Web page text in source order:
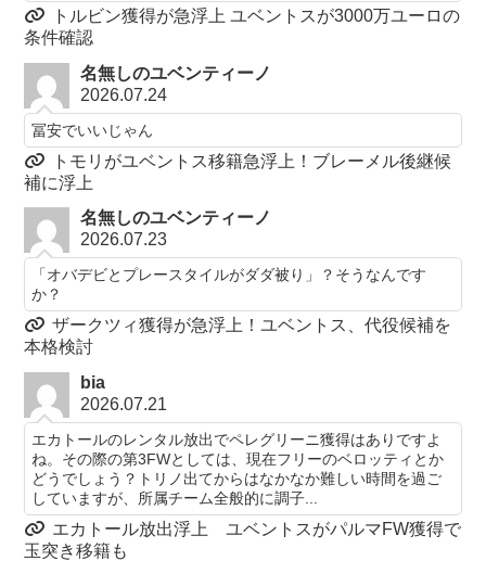
トルビン獲得が急浮上 ユベントスが3000万ユーロの
条件確認
名無しのユベンティーノ
2026.07.24
冨安でいいじゃん
トモリがユベントス移籍急浮上！ブレーメル後継候
補に浮上
名無しのユベンティーノ
2026.07.23
「オバデビとプレースタイルがダダ被り」？そうなんです
か？
ザークツィ獲得が急浮上！ユベントス、代役候補を
本格検討
bia
2026.07.21
エカトールのレンタル放出でペレグリーニ獲得はありですよ
ね。その際の第3FWとしては、現在フリーのベロッティとか
どうでしょう？トリノ出てからはなかなか難しい時間を過ご
していますが、所属チーム全般的に調子...
エカトール放出浮上 ユベントスがパルマFW獲得で
玉突き移籍も